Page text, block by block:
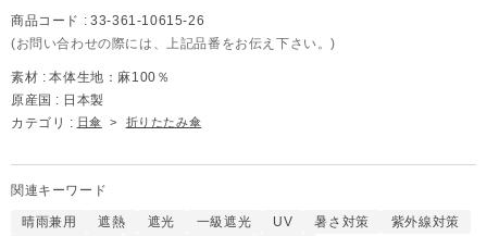
商品コード : 33-361-10615-26
(お問い合わせの際には、上記品番をお伝え下さい。)
素材 : 本体生地：麻100％
原産国 : 日本製
カテゴリ : 日傘 > 折りたたみ傘
関連キーワード
晴雨兼用 遮熱 遮光 一級遮光 UV 暑さ対策
紫外線対策